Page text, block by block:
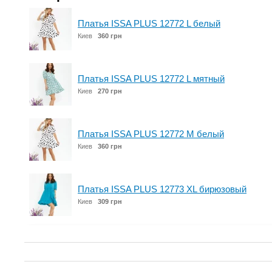
Платья ISSA PLUS 12772 L белый
Киев 360 грн
Платья ISSA PLUS 12772 L мятный
Киев 270 грн
Платья ISSA PLUS 12772 M белый
Киев 360 грн
Платья ISSA PLUS 12773 XL бирюзовый
Киев 309 грн